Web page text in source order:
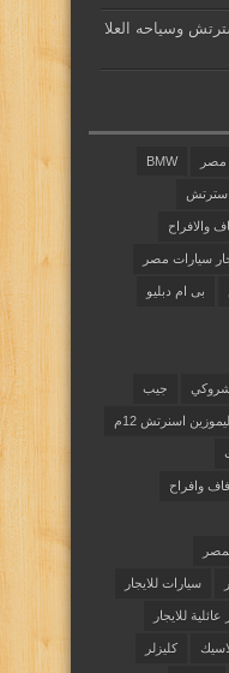
وسياحه العلا
مصر BMW
استرتش
والافراح
سيارات مصر
بى ام دبليو
شروكي جيب
اسنرتش 12م
وافراح
سيارات للايجار
عائلية للايجار
كليزلر